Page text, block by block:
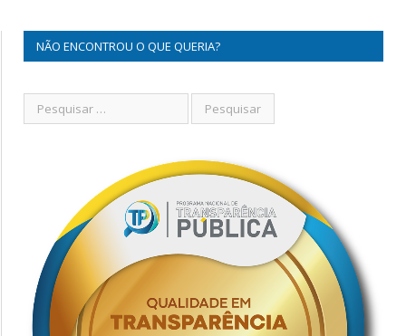
NÃO ENCONTROU O QUE QUERIA?